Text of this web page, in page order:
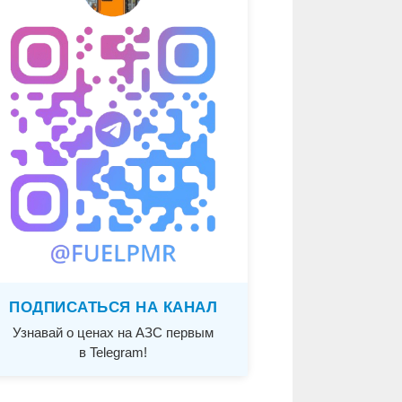
ПОДПИСАТЬСЯ НА КАНАЛ
Узнавай о ценах на АЗС первым
в Telegram!